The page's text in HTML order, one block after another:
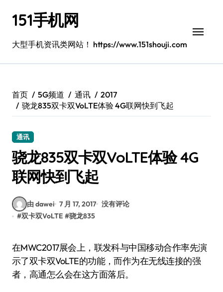
151手机网
大型手机资讯类网站！ https://www.151shouji.com
首页 5G频道 通讯
2017
骁龙835双卡双VoLTE体验 4G联网快到飞起
通讯
骁龙835双卡双VoLTE体验 4G
联网快到飞起
由 dawei 7 月 17, 2017 没有评论
#双卡双VoLTE #骁龙835
在MWC2017展会上，联发科与中国移动合作率先演
示了双卡双VoLTE的功能，而作为在无线连接的强
者，高通怎么会在这方面落后。